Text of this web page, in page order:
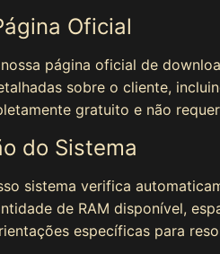
Oficial
página oficial de
sobre o cliente,
gratuito e não
do Sistema
sistema verifica
de RAM disponível,
específicas para